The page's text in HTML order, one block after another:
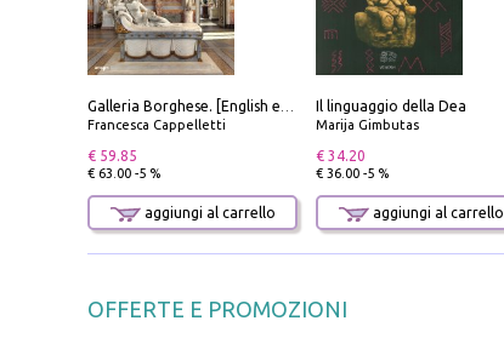
Galleria Borghese. [English edition]
Francesca Cappelletti
€ 59.85
€ 63.00 -5 %
aggiungi al carrello
Il linguaggio della Dea
Marija Gimbutas
€ 34.20
€ 36.00 -5 %
aggiungi al carrello
OFFERTE E PROMOZIONI